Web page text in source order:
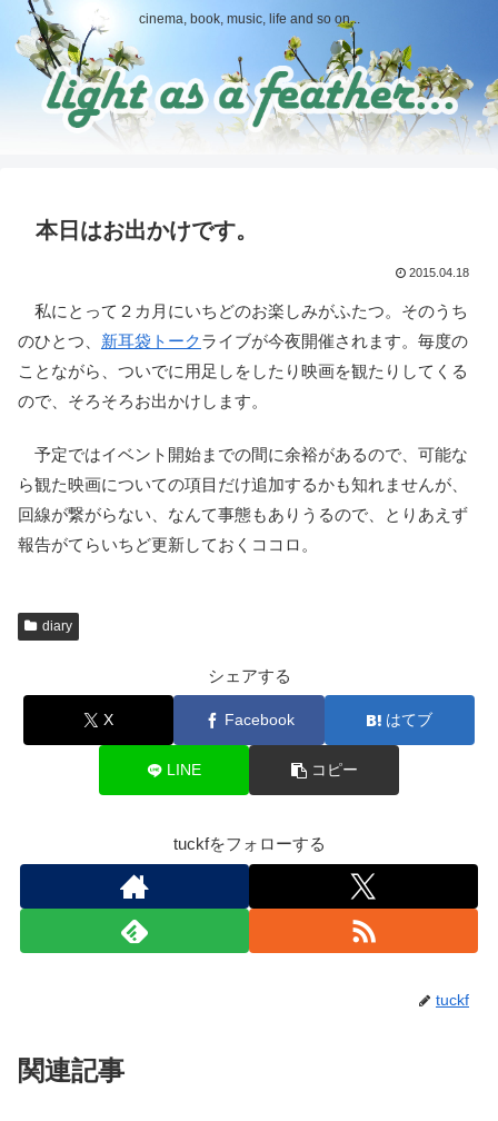
cinema, book, music, life and so on...
本日はお出かけです。
2015.04.18
私にとって２カ月にいちどのお楽しみがふたつ。そのうち
のひとつ、 新耳袋 トークライブが今夜開催されます。毎度の
ことながら、ついでに用足しをしたり映画を観たりしてくる
ので、そろそろお出かけします。
予定ではイベント開始までの間に余裕があるので、可能な
ら観た映画についての項目だけ追加するかも知れませんが、
回線が繋がらない、なんて事態もありうるので、とりあえず
報告がてらいちど更新しておくココロ。
diary
シェアする
X Facebook はてブ
LINE コピー
tuckfをフォローする
tuckf
関連記事